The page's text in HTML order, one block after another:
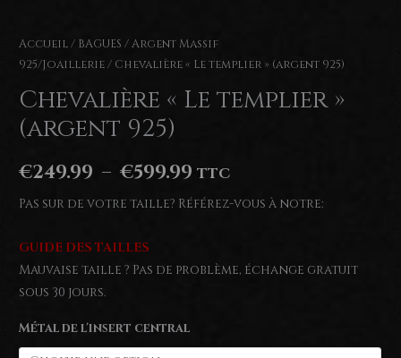
Accueil/ BAGUES /Argent Massif
925/Joaillerie/ Chevalière « Le templier » (argent 925)
Chevalière « Le templier »
(argent 925)
€249.99 – €599.99 Plage
de
€249.99
€599.99
TTC
Pas sur de votre taille? Référez-vous à notre:
GUIDE DES TAILLES
Mauvaise taille ? Pas de problème, échange gratuit
sous 30 jours.
Métal de l'insert central